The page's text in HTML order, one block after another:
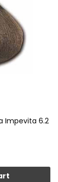
Impevita 6.2